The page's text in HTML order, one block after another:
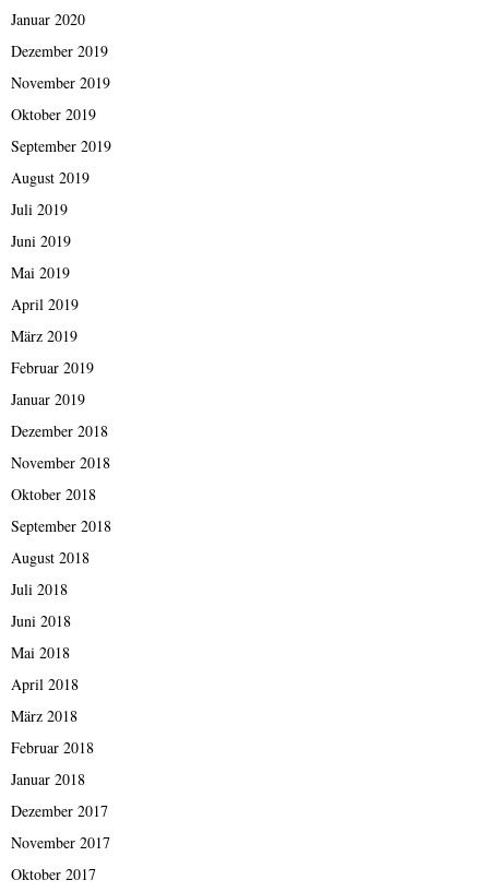
Januar 2020
Dezember 2019
November 2019
Oktober 2019
September 2019
August 2019
Juli 2019
Juni 2019
Mai 2019
April 2019
März 2019
Februar 2019
Januar 2019
Dezember 2018
November 2018
Oktober 2018
September 2018
August 2018
Juli 2018
Juni 2018
Mai 2018
April 2018
März 2018
Februar 2018
Januar 2018
Dezember 2017
November 2017
Oktober 2017